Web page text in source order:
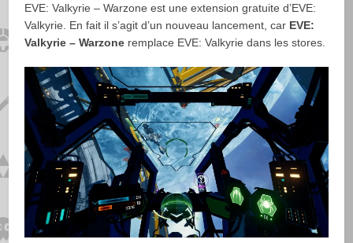
EVE: Valkyrie – Warzone est une extension gratuite d’EVE:
Valkyrie. En fait il s’agit d’un nouveau lancement, car EVE:
Valkyrie – Warzone remplace EVE: Valkyrie dans les stores.